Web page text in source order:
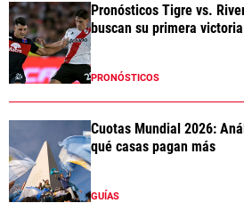
Pronósticos Tigre vs.
buscan su primera
PRONÓSTICOS
Cuotas Mundial 2026:
qué casas pagan más
GUÍAS